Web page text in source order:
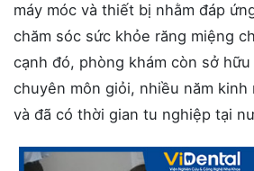
máy móc và thiết bị nhằm đáp
chăm sóc sức khỏe răng miệng
cạnh đó, phòng khám còn sở
chuyên môn giỏi, nhiều năm
và đã có thời gian tu nghiệp tại